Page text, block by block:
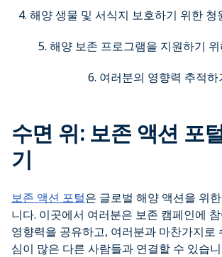
4. 해양 생물 및 서식지 보호하기 위한 청
5. 해양 보존 프로그램을 지원하기
6. 여러분의 영향력 추적하
수면 위: 보존 액션 포
기
보존 액션 포털은 글로벌 해양 액션을 위
니다. 이곳에서 여러분은 보존 캠페인에
영향력을 공유하고, 여러분과 마찬가지로
심이 많은 다른 사람들과 연결할 수 있습